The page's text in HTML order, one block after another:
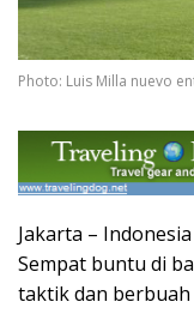
Photo: Luis Milla nuevo
Jakarta –
Sempat buntu di
taktik dan berbuah